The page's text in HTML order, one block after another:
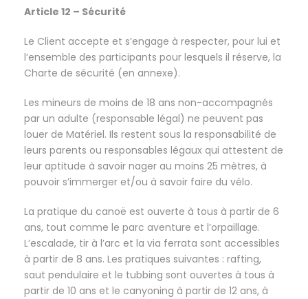
Article 12 – Sécurité
Le Client accepte et s’engage à respecter, pour lui et
l’ensemble des participants pour lesquels il réserve, la
Charte de sécurité (en annexe).
Les mineurs de moins de 18 ans non-accompagnés
par un adulte (responsable légal) ne peuvent pas
louer de Matériel. Ils restent sous la responsabilité de
leurs parents ou responsables légaux qui attestent de
leur aptitude à savoir nager au moins 25 mètres, à
pouvoir s’immerger et/ou à savoir faire du vélo.
La pratique du canoë est ouverte à tous à partir de 6
ans, tout comme le parc aventure et l’orpaillage.
L’escalade, tir à l’arc et la via ferrata sont accessibles
à partir de 8 ans. Les pratiques suivantes : rafting,
saut pendulaire et le tubbing sont ouvertes à tous à
partir de 10 ans et le canyoning à partir de 12 ans, à